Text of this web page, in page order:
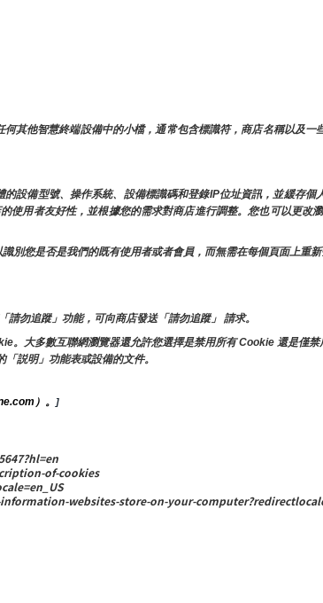
其他智慧終端設備中的小檔，通常包含標識符，商店名稱以及
設備型號、操作系統、設備標識碼和登錄IP位址資訊，並緩存
用者友好性，並根據您的需求對商店進行調整。您也可以更改
您是否是我們的既有使用者或者會員，而無需在每個頁面上重新
勿追蹤」功能，可向商店發送「請勿追蹤」 請求。
。大多數互聯網瀏覽器還允許您選擇是禁用所有 Cookie 還是僅
説明」功能表或設備的文件。
）。 ]
of-cookies
websites-store-on-your-